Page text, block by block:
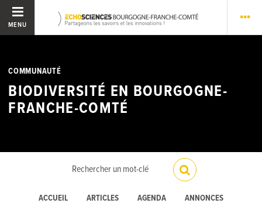
MENU
COMMUNAUTÉ
BIODIVERSITÉ EN BOURGOGNE-
FRANCHE-COMTÉ
ACCUEIL ARTICLES AGENDA ANNONCES